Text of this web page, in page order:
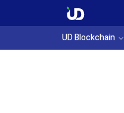
UD Blockchain